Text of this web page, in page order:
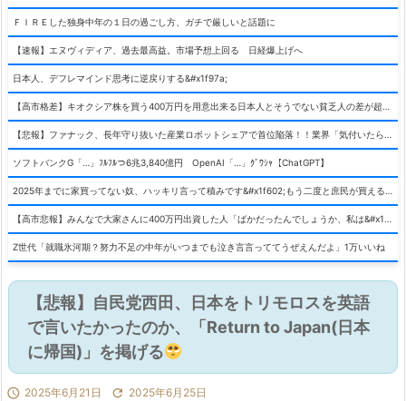
ＦＩＲＥした独身中年の１日の過ごし方、ガチで厳しいと話題に
【速報】エヌヴィディア、過去最高益。市場予想上回る 日経爆上げへ
日本人、デフレマインド思考に逆戻りする&#x1f97a;
ソフトバンクG「…」ﾌﾙﾌﾙつ6兆3,840億円 OpenAI「…」ｸﾞﾜｼｬ【ChatGPT】
Z世代「就職氷河期？努力不足の中年がいつまでも泣き言言っててうぜえんだよ」1万いいね
【悲報】自民党西田、日本をトリモロスを英語
で言いたかったのか、「Return to Japan(日本
に帰国)」を掲げる
 2025年6月21日  2025年6月25日